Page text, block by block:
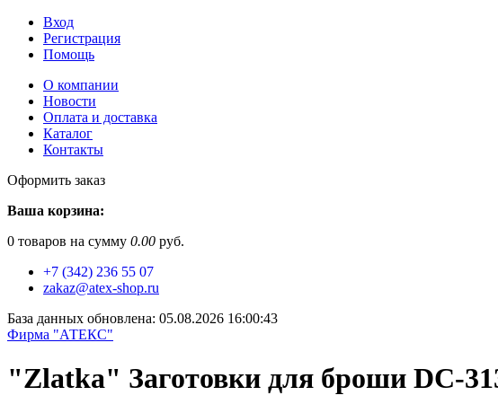
Вход
Регистрация
Помощь
О компании
Новости
Оплата и доставка
Каталог
Контакты
Оформить заказ
Ваша корзина:
0 товаров на сумму 0.00 руб.
+7 (342) 236 55 07
zakaz@atex-shop.ru
База данных обновлена: 05.08.2026 16:00:43
Фирма "АТЕКС"
"Zlatka" Заготовки для броши DC-